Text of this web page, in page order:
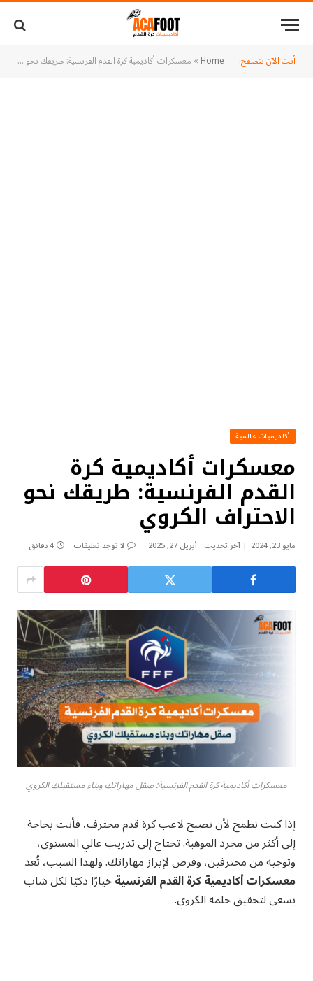
أنت الآن تتصفح: Home
» معسكرات أكاديمية كرة القدم الفرنسية: طريقك نحو الاحتراف الكروي
أكاديميات عالمية
معسكرات أكاديمية كرة
القدم الفرنسية: طريقك نحو
الاحتراف الكروي
مايو 23, 2024 آخر تحديث: أبريل 27, 2025 لا توجد تعليقات 4 دقائق
معسكرات أكاديمية كرة القدم الفرنسية: صقل مهاراتك وبناء مستقبلك الكروي
إذا كنت تطمح لأن تصبح لاعب كرة قدم محترف، فأنت بحاجة
إلى أكثر من مجرد الموهبة. تحتاج إلى تدريب عالي المستوى،
وتوجيه من محترفين، وفرص لإبراز مهاراتك. ولهذا السبب، تُعد
معسكرات أكاديمية كرة القدم الفرنسيةخيارًا ذكيًا لكل شاب
يسعى لتحقيق حلمه الكروي.